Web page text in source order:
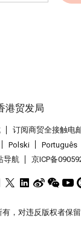
订阅商贸全接触电
Polski Português
导航 京ICP备
，对违反版权者保留